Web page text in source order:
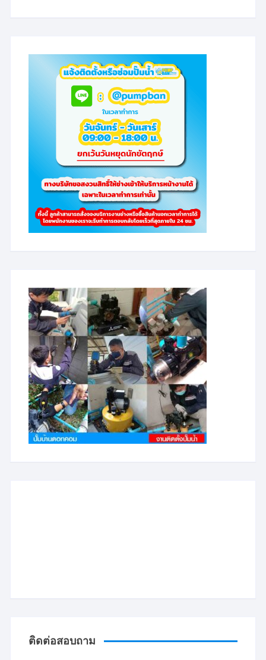
ติดต่อสอบถาม